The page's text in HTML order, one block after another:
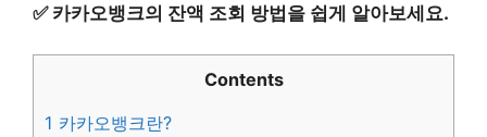
✅ 카카오뱅크의 잔액 조회 방법을 쉽게 알아보세요.
Contents
1 카카오뱅크란?